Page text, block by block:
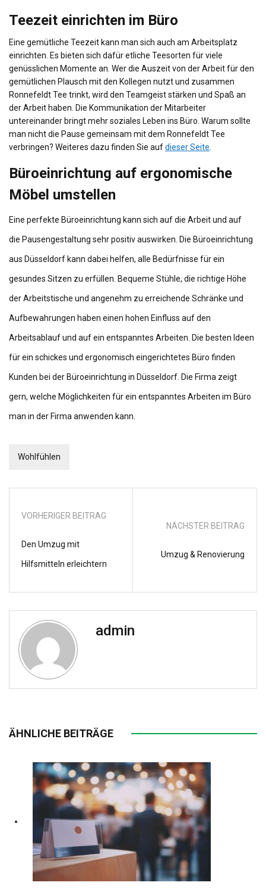
Teezeit einrichten im Büro
Eine gemütliche Teezeit kann man sich auch am Arbeitsplatz
einrichten. Es bieten sich dafür etliche Teesorten für viele
genüsslichen Momente an. Wer die Auszeit von der Arbeit für den
gemütlichen Plausch mit den Kollegen nutzt und zusammen
Ronnefeldt Tee trinkt, wird den Teamgeist stärken und Spaß an
der Arbeit haben. Die Kommunikation der Mitarbeiter
untereinander bringt mehr soziales Leben ins Büro. Warum sollte
man nicht die Pause gemeinsam mit dem RonnefeldtTee
verbringen? Weiteres dazu finden Sie aufdieser Seite.
Büroeinrichtung auf ergonomische
Möbel umstellen
Eine perfekte Büroeinrichtung kann sich auf die Arbeit und auf
die Pausengestaltung sehr positiv auswirken. Die Büroeinrichtung
aus Düsseldorf kann dabei helfen, alle Bedürfnisse für ein
gesundes Sitzen zu erfüllen. Bequeme Stühle, die richtige Höhe
der Arbeitstische und angenehm zu erreichende Schränke und
Aufbewahrungen haben einen hohen Einfluss auf den
Arbeitsablauf und auf ein entspanntes Arbeiten. Die besten Ideen
für ein schickes und ergonomisch eingerichtetes Büro finden
Kunden bei der Büroeinrichtung in Düsseldorf. Die Firma zeigt
gern, welche Möglichkeiten für ein entspanntes Arbeiten im Büro
man in der Firma anwenden kann.
Wohlfühlen
VORHERIGER BEITRAG
Den Umzug mit
Hilfsmitteln erleichtern
NÄCHSTER BEITRAG
Umzug & Renovierung
admin
ÄHNLICHE BEITRÄGE